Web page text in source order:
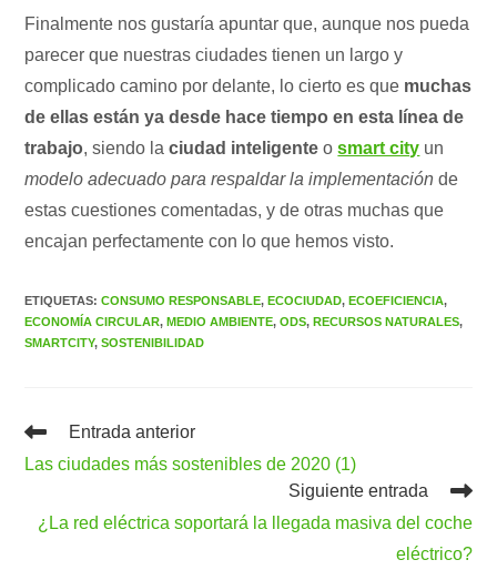
Finalmente nos gustaría apuntar que, aunque nos pueda
parecer que nuestras ciudades tienen un largo y
complicado camino por delante, lo cierto es que muchas
de ellas están ya desde hace tiempo en esta línea de
trabajo, siendo laciudad inteligente osmart city un
modelo adecuado para respaldar la implementación de
estas cuestiones comentadas, y de otras muchas que
encajan perfectamente con lo que hemos visto.
ETIQUETAS:CONSUMO RESPONSABLE, ECOCIUDAD, ECOEFICIENCIA,
ECONOMÍA CIRCULAR, MEDIO AMBIENTE, ODS, RECURSOS NATURALES,
SMARTCITY, SOSTENIBILIDAD
Leer
artículos
Entrada anterior
Las ciudades más sostenibles de 2020 (1)
Siguiente entrada
¿La red eléctrica soportará la llegada masiva del coche
eléctrico?